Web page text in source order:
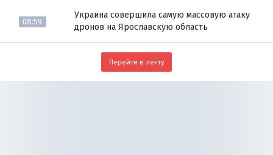
08:59
Украина совершила самую массовую атаку
дронов на Ярославскую область
Перейти в ленту